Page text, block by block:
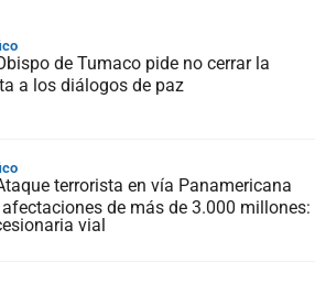
de Tumaco pide no cerrar la
a los diálogos de paz
terrorista en vía Panamericana
de más de 3.000 millones:
vial